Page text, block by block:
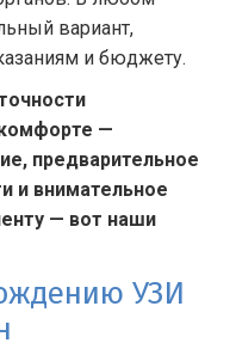
вариант,
и бюджету.
—
предварительное
и внимательное
— вот наши
УЗИ